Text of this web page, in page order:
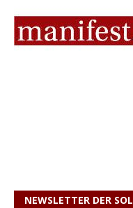
NEWSLETTER DER SOL